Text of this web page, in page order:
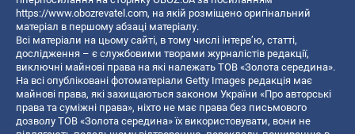
https://www.obozrevatel.com, на якій розміщено оригінальний
матеріал в першому абзаці матеріалу.
Всі матеріали на цьому сайті, в тому числі інтерв’ю, статті,
дослідження – є службовими творами журналістів редакції,
виключні майнові права на які належать ТОВ «Золота середина».
На всі опубліковані фотоматеріали Getty Images редакція має
майнові права, які захищаються законом України «Про авторські
права та суміжні права», ніхто не має права без письмового
дозволу ТОВ «Золота середина» їх використовувати, вони не